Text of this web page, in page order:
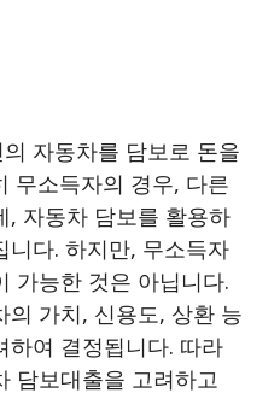
자동차를 담보로 돈을
무소득자의 경우, 다른
, 자동차 담보를 활용하
니다. 하지만, 무소득자
가능한 것은 아닙니다.
의 가치, 신용도, 상환 능
하여 결정됩니다. 따라
담보대출을 고려하고